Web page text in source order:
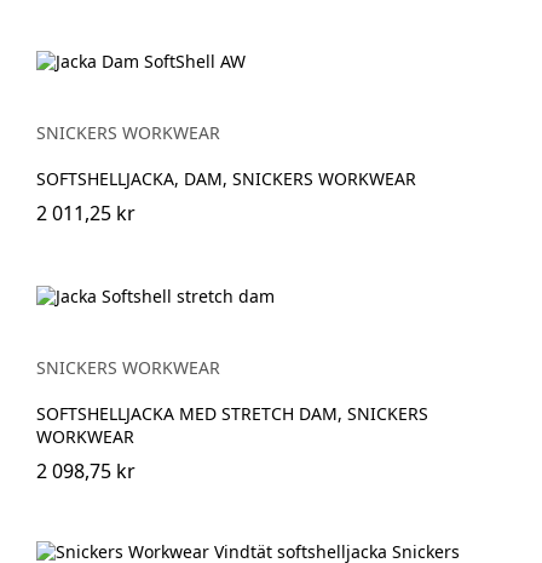
SNICKERS WORKWEAR
SOFTSHELLJACKA, DAM, SNICKERS WORKWEAR
2 011,25 kr
SNICKERS WORKWEAR
SOFTSHELLJACKA MED STRETCH DAM, SNICKERS
WORKWEAR
2 098,75 kr